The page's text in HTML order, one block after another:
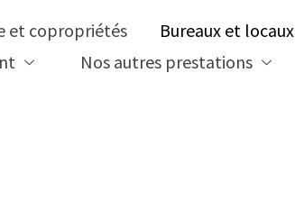
et copropriétés Bureaux et locaux
Nos autres prestations